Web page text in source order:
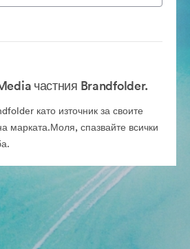
частния Brandfolder.
като източник за своите
марката.Моля, спазвайте всички